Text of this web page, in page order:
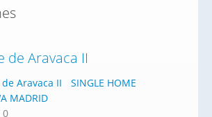
de Aravaca II
SINGLE HOME
MADRID
0